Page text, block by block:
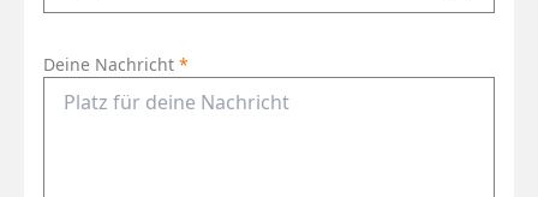
Deine Nachricht *